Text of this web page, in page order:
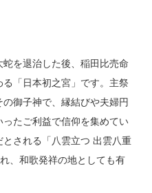
を退治した後、稲田比売命
「日本初之宮」です。主祭
御子神で、縁結びや夫婦円
たご利益で信仰を集めてい
される「八雲立つ 出雲八重
、和歌発祥の地としても有